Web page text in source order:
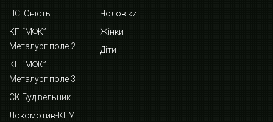
ПС Юність
КП “МФК”
Металург поле 2
КП “МФК”
Металург поле 3
СК Будівельник
Локомотив-КПУ
Чоловіки
Жінки
Діти